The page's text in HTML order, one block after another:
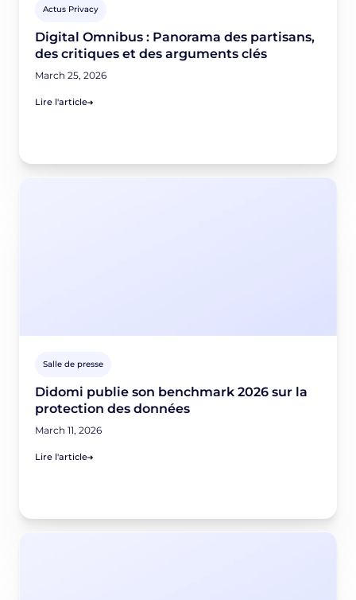
Actus Privacy
Digital Omnibus : Panorama des partisans,
des critiques et des arguments clés
March 25, 2026
Lire l'article
Salle de presse
Didomi publie son benchmark 2026 sur la
protection des données
March 11, 2026
Lire l'article